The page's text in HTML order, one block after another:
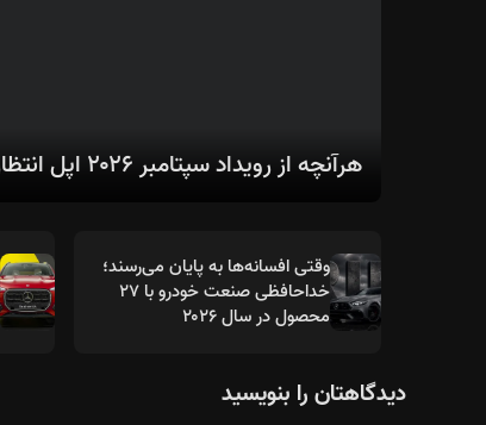
هرآنچه از رویداد سپتامبر ۲۰۲۶ اپل انتظار می‌رود؛ از سری آیفون ۱۸ تا اولین آیفون تاشو
وقتی افسانه‌ها به پایان می‌رسند؛
خداحافظی صنعت خودرو با ۲۷
محصول در سال ۲۰۲۶
دیدگاهتان را بنویسید